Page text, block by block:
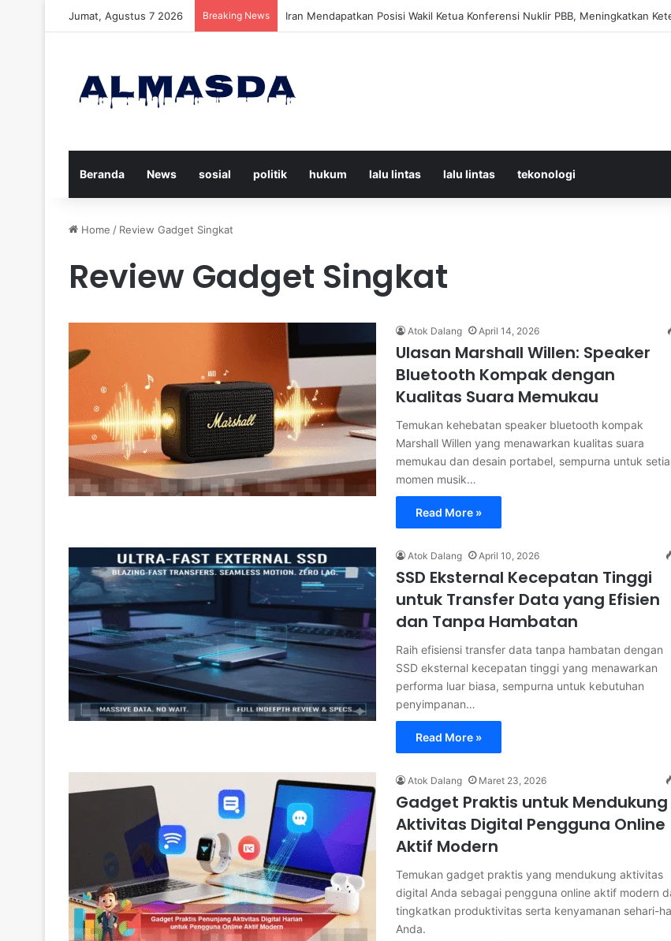
Jumat, Agustus 7 2026 Breaking News Daftar Nama Korban Kecelakaan KRL dan KA Argo Bromo di Bekasi Timur, 14
Beranda News sosial politik hukum lalu lintas lalu lintas tekonologi
Home / Review Gadget Singkat
Review Gadget Singkat
Atok Dalang April 14, 2026
Ulasan Marshall Willen: Speaker
Bluetooth Kompak dengan
Kualitas Suara Memukau
Temukan kehebatan speaker bluetooth kompak
Marshall Willen yang menawarkan kualitas suara
memukau dan desain portabel, sempurna untuk
momen musik…
Read More »
Atok Dalang April 10, 2026
SSD Eksternal Kecepatan Tinggi
untuk Transfer Data yang Efisien
dan Tanpa Hambatan
Raih efisiensi transfer data tanpa hambatan dengan
SSD eksternal kecepatan tinggi yang menawarkan
performa luar biasa, sempurna untuk kebutuhan
penyimpanan…
Read More »
Atok Dalang Maret 23, 2026
Gadget Praktis untuk Mendukung
Aktivitas Digital Pengguna Online
Aktif Modern
Temukan gadget praktis yang mendukung aktivitas
digital Anda sebagai pengguna online aktif modern
tingkatkan produktivitas serta kenyamanan sehari-
Anda.